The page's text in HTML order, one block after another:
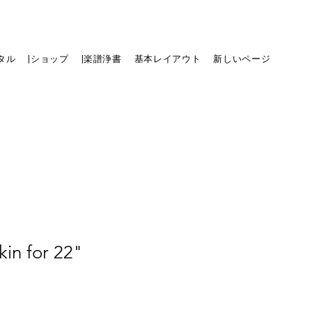
ル |ショップ |楽譜浄書 基本レイアウト 新しいページ
for 22"